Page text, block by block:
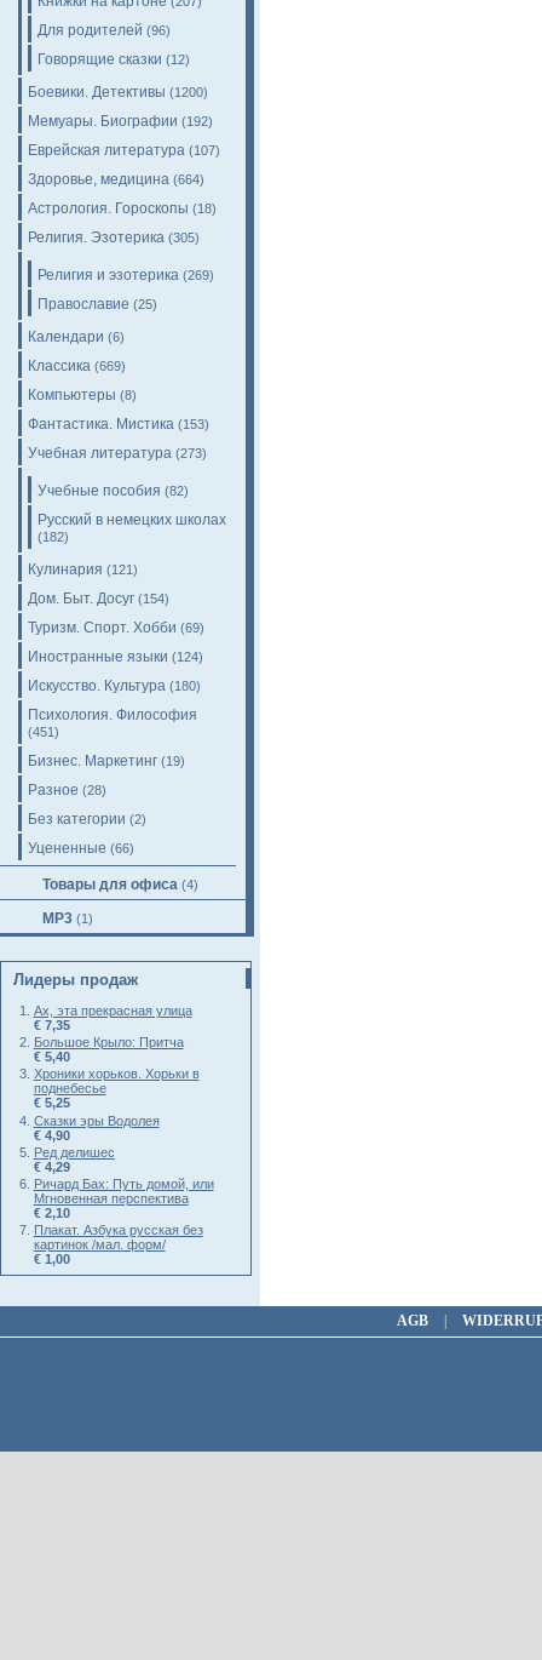
Для родителей (96)
Говорящие сказки (12)
Боевики. Детективы (1200)
Мемуары. Биографии (192)
Еврейская литература (107)
Здоровье, медицина (664)
Астрология. Гороскопы (18)
Религия. Эзотерика (305)
Религия и эзотерика (269)
Православие (25)
Календари (6)
Классика (669)
Компьютеры (8)
Фантастика. Мистика (153)
Учебная литература (273)
Учебные пособия (82)
Русский в немецких школах
(182)
Кулинария (121)
Дом. Быт. Досуг (154)
Туризм. Спорт. Хобби (69)
Иностранные языки (124)
Искусство. Культура (180)
Психология. Философия
(451)
Бизнес. Маркетинг (19)
Разное (28)
Без категории (2)
Уцененные (66)
Товары для офиса (4)
MP3 (1)
Лидеры продаж
Ах, эта прекрасная улица
€ 7,35
Большое Крыло: Притча
€ 5,40
Хроники хорьков. Хорьки в
поднебесье
€ 5,25
Сказки эры Водолея
€ 4,90
Ред делишес
€ 4,29
Ричард Бах: Путь домой, или
Мгновенная перспектива
€ 2,10
Плакат. Азбука русская без
картинок /мал. форм/
€ 1,00
AGB